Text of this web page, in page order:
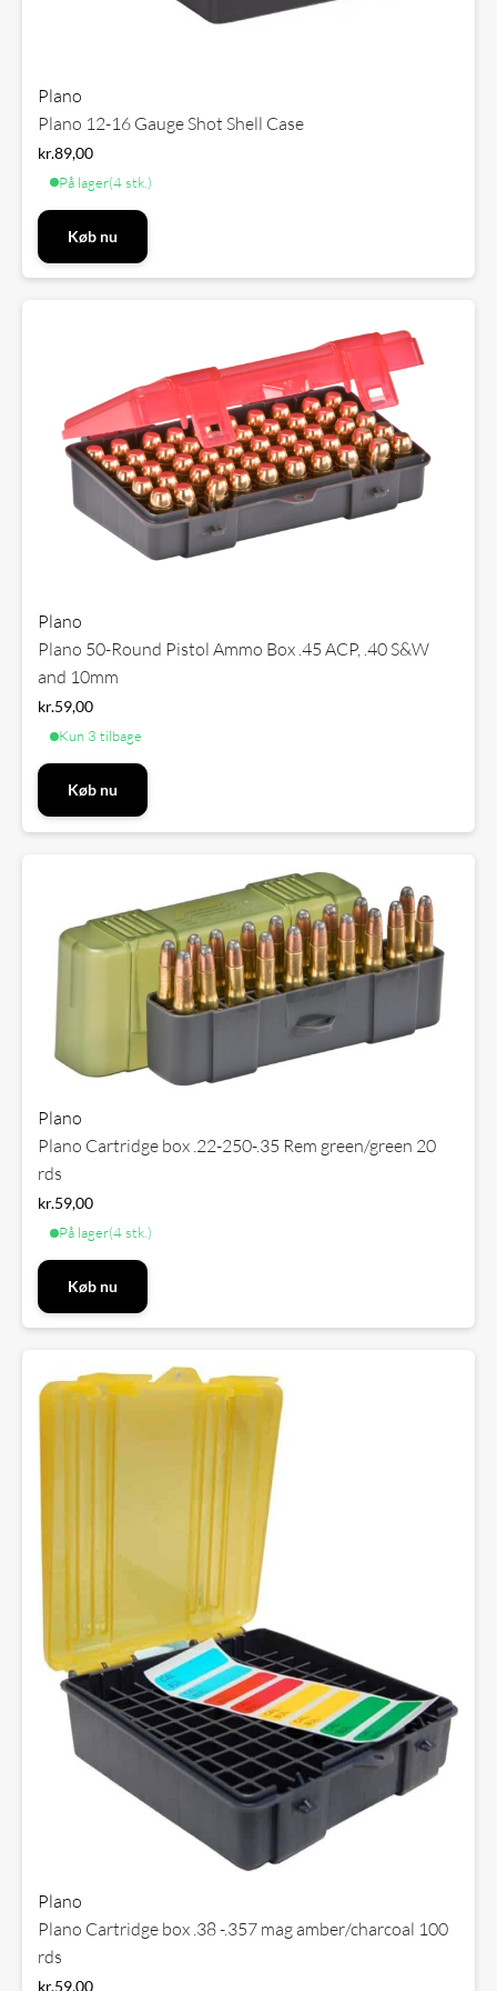
Plano
Plano 12-16 Gauge Shot Shell Case
kr.89,00
På lager(4 stk.)
Køb nu
Plano
Plano 50-Round Pistol Ammo Box .45 ACP, .40 S&W
and 10mm
kr.59,00
Kun 3 tilbage
Køb nu
Plano
Plano Cartridge box .22-250-.35 Rem green/green 20
rds
kr.59,00
På lager(4 stk.)
Køb nu
Plano
Plano Cartridge box .38 -.357 mag amber/charcoal 100
rds
kr.59,00